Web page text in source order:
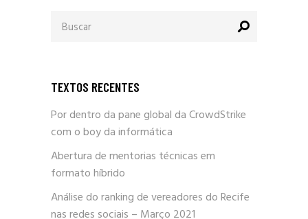
por:
TEXTOS RECENTES
Por dentro da pane global da CrowdStrike
com o boy da informática
Abertura de mentorias técnicas em
formato híbrido
Análise do ranking de vereadores do Recife
nas redes sociais – Março 2021